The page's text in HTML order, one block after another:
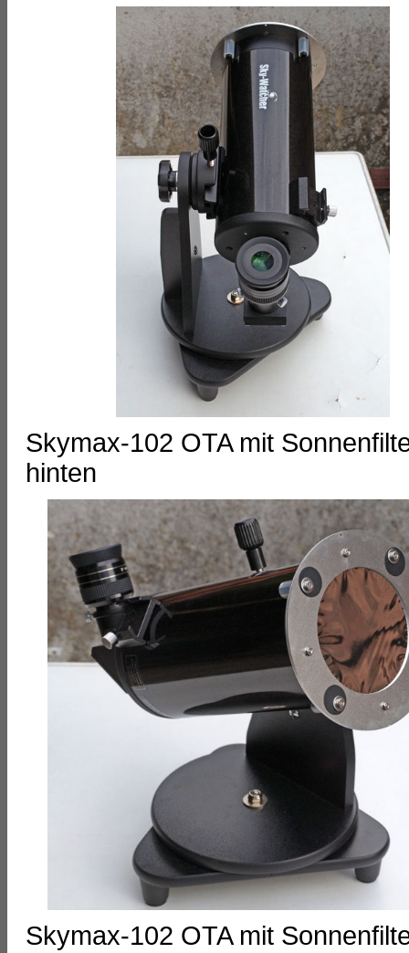
Skymax-102 OTA mit
hinten
Skymax-102 OTA mit